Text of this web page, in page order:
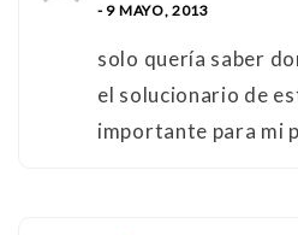
- 9 MAYO, 2013
solo quería saber
el solucionario de
importante para mi